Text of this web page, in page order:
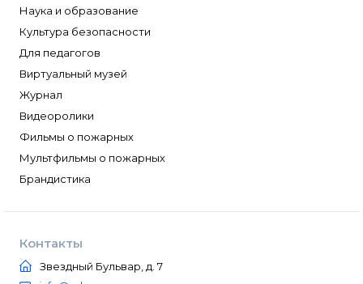
Наука и образование
Культура безопасности
Для педагогов
Виртуальный музей
Журнал
Видеоролики
Фильмы о пожарных
Мультфильмы о пожарных
Брандистика
Контакты
Звездный Бульвар, д. 7